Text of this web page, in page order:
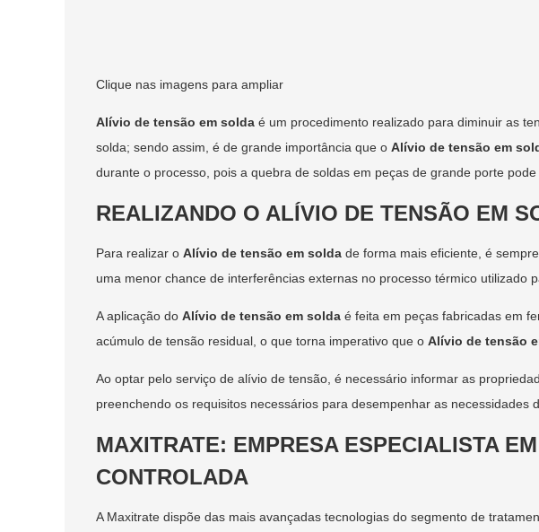
Clique nas imagens para ampliar
Alívio de tensão em solda é um procedimento realizado para diminuir as
solda; sendo assim, é de grande importância que o Alívio de tensão em
durante o processo, pois a quebra de soldas em peças de grande porte
REALIZANDO O ALÍVIO DE TENSÃO EM
Para realizar o Alívio de tensão em solda de forma mais eficiente, é
uma menor chance de interferências externas no processo térmico utilizado
A aplicação do Alívio de tensão em solda é feita em peças fabricadas em
acúmulo de tensão residual, o que torna imperativo que o Alívio de tensão
Ao optar pelo serviço de alívio de tensão, é necessário informar as
preenchendo os requisitos necessários para desempenhar as necessidades
MAXITRATE: EMPRESA ESPECIALISTA
CONTROLADA
A Maxitrate dispõe das mais avançadas tecnologias do segmento de